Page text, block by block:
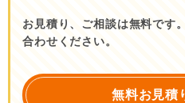
お見積り、ご相談は無料です
合わせください。
無料お見積